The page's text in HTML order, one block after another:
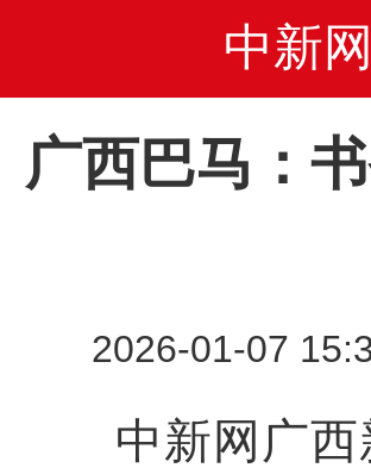
中新
广西巴马：
2026-01-07
中新网广西